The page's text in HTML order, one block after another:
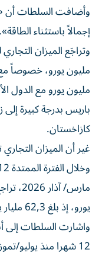
وأضافت السلطات أن
إجمالاً باستثناء الطاقة».
مليون يورو مع الدول
باريس بدرجة كبيرة
كازاخستان.
غير أن الميزان
يورو، إذ بلغ 62,3 مليار يورو.
واشارت السلطات إلى
12 شهرا منذ يوليو/تموز 2025».